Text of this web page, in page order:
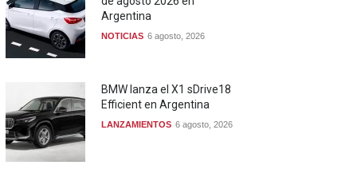
Argentina
NOTICIAS 6 agosto, 2026
BMW lanza el X1 sDrive18
Efficient en Argentina
LANZAMIENTOS 6 agosto, 2026